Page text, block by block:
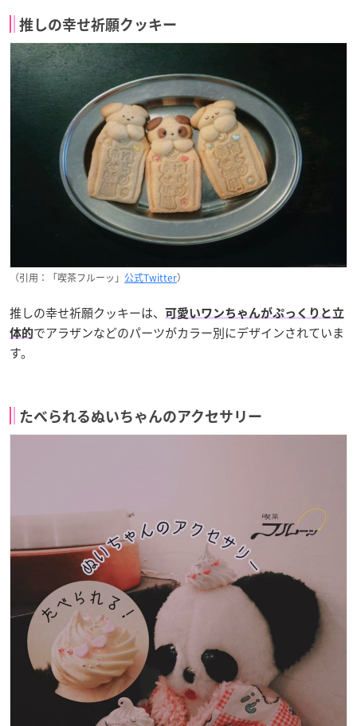
推しの幸せ祈願クッキー
（引用：「喫茶フルーッ」 公式Twitter）
推しの幸せ祈願クッキーは、
可愛いワンちゃんがぷっくりと立
体的でアラザンなどのパーツがカラー別にデザインされていま
す。
たべられるぬいちゃんのアクセサリー